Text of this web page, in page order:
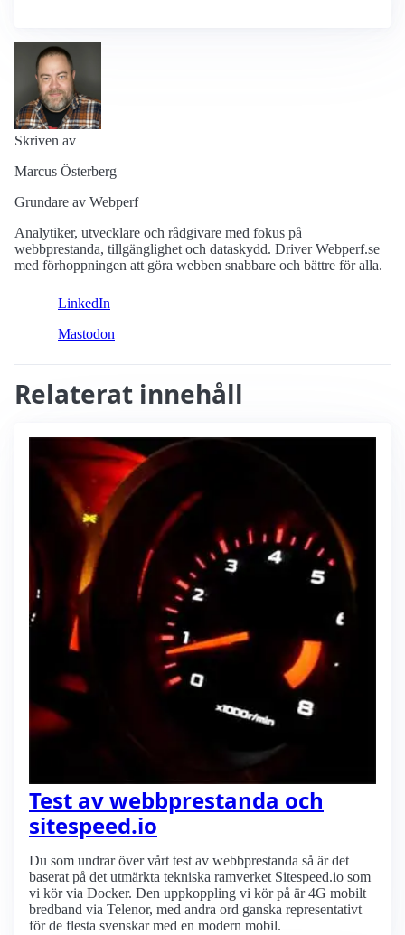
Skriven av
Marcus Österberg
Grundare av Webperf
Analytiker, utvecklare och rådgivare med fokus på
webbprestanda, tillgänglighet och dataskydd. Driver Webperf.se
med förhoppningen att göra webben snabbare och bättre för alla.
LinkedIn
Mastodon
Relaterat innehåll
Test av webbprestanda och
sitespeed.io
Du som undrar över vårt test av webbprestanda så är det
baserat på det utmärkta tekniska ramverket Sitespeed.io som
vi kör via Docker. Den uppkoppling vi kör på är 4G mobilt
bredband via Telenor, med andra ord ganska representativt
för de flesta svenskar med en modern mobil.